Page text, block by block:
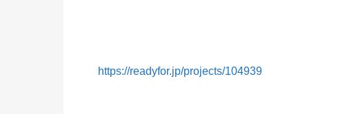
https://readyfor.jp/projects/104939